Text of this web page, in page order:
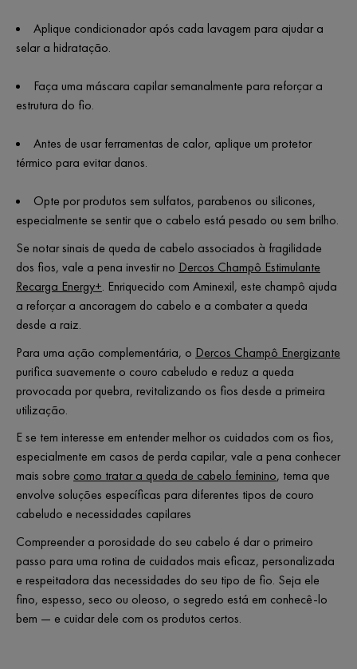
Aplique condicionador após cada lavagem para ajudar a
selar a hidratação.
Faça uma máscara capilar semanalmente para reforçar a
estrutura do fio.
Antes de usar ferramentas de calor, aplique um protetor
térmico para evitar danos.
Opte por produtos sem sulfatos, parabenos ou silicones,
especialmente se sentir que o cabelo está pesado ou sem brilho.
Se notar sinais de queda de cabelo associados à fragilidade
dos fios, vale a pena investir no Dercos Champô Estimulante
Recarga Energy+. Enriquecido com Aminexil, este champô ajuda
a reforçar a ancoragem do cabelo e a combater a queda
desde a raiz.
Para uma ação complementária, o Dercos Champô Energizante
purifica suavemente o couro cabeludo e reduz a queda
provocada por quebra, revitalizando os fios desde a primeira
utilização.
E se tem interesse em entender melhor os cuidados com os fios,
especialmente em casos de perda capilar, vale a pena conhecer
mais sobre como tratar a queda de cabelo feminino, tema que
envolve soluções específicas para diferentes tipos de couro
cabeludo e necessidades capilares
Compreender a porosidade do seu cabelo é dar o primeiro
passo para uma rotina de cuidados mais eficaz, personalizada
e respeitadora das necessidades do seu tipo de fio. Seja ele
fino, espesso, seco ou oleoso, o segredo está em conhecê-lo
bem — e cuidar dele com os produtos certos.